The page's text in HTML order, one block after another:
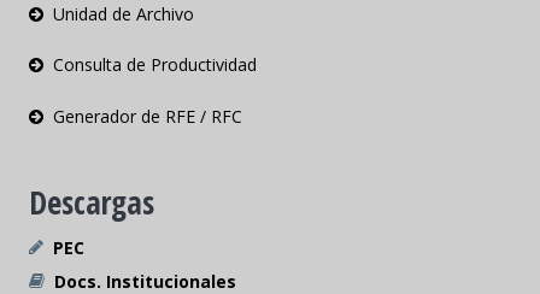
Unidad de Archivo
Consulta de Productividad
Generador de RFE / RFC
Descargas
PEC
Docs. Institucionales